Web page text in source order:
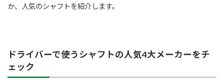
か、人気のシャフトを紹介します。
ドライバーで使うシャフトの人気4大メーカーをチ
ェック